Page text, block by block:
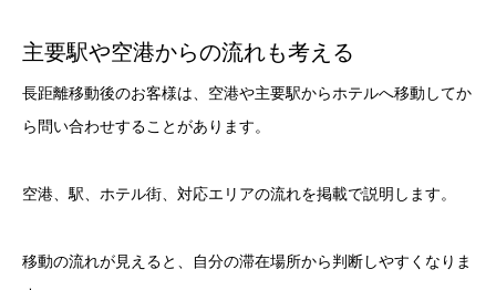
主要駅や空港からの流れも考える
長距離移動後のお客様は、空港や主要駅からホテルへ移動してか
ら問い合わせすることがあります。
空港、駅、ホテル街、対応エリアの流れを掲載で説明します。
移動の流れが見えると、自分の滞在場所から判断しやすくなりま